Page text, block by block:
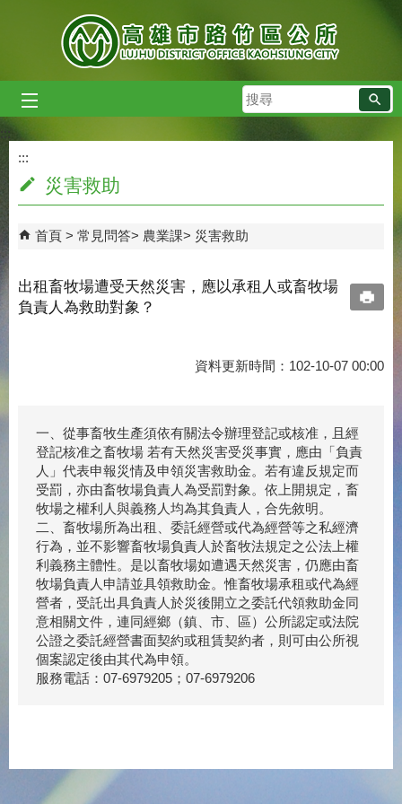
跳到主要內容區塊
搜
尋
:::
災害救助
首頁 常見問答 農業課 災害救助
出租畜牧場遭受天然災害，應以承租人或畜牧場
負責人為救助對象？
資料更新時間：102-10-07 00:00
一、從事畜牧生產須依有關法令辦理登記或核准，且經
登記核准之畜牧場 若有天然災害受災事實，應由「負責
人」代表申報災情及申領災害救助金。若有違反規定而
受罰，亦由畜牧場負責人為受罰對象。依上開規定，畜
牧場之權利人與義務人均為其負責人，合先敘明。
二、畜牧場所為出租、委託經營或代為經營等之私經濟
行為，並不影響畜牧場負責人於畜牧法規定之公法上權
利義務主體性。是以畜牧場如遭遇天然災害，仍應由畜
牧場負責人申請並具領救助金。惟畜牧場承租或代為經
營者，受託出具負責人於災後開立之委託代領救助金同
意相關文件，連同經鄉（鎮、市、區）公所認定或法院
公證之委託經營書面契約或租賃契約者，則可由公所視
個案認定後由其代為申領。
服務電話：07-6979205；07-6979206